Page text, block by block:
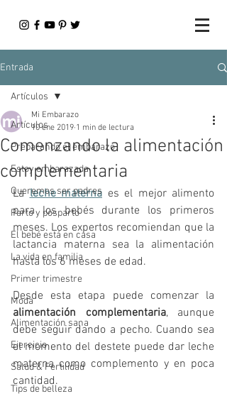
Entrada
Artículos
Preparando el embarazo
Estoy embarazada
Queremos ser padres
Parto y posparto
El bebé está en casa
La vida en familia
Primer trimestre
Moda
Alimentación sana
Ejercicio
Salud & Fertilidad
Tips de belleza
Artículos
Comenzando la alimentación
complementaria
Mi Embarazo
10 ene 2019 1 min de lectura
La leche materna es el mejor alimento
para los bebés durante los primeros
meses. Los expertos recomiendan que la
lactancia materna sea la alimentación
hasta los 6 meses de edad.
alimentación complementaria, aunque
debe seguir dando a pecho. Cuando sea
el momento del destete puede dar leche
materna como complemento y en poca
cantidad.